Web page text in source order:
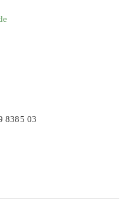
8385 03